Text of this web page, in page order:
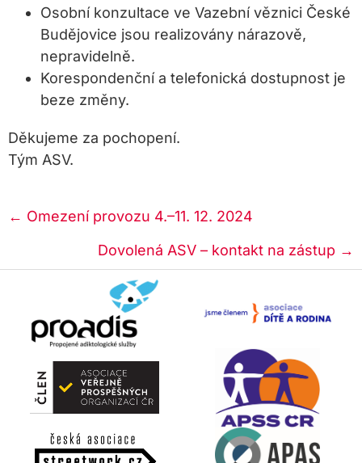
Osobní konzultace ve Vazební věznici České
Budějovice jsou realizovány nárazově,
nepravidelně.
Korespondenční a telefonická dostupnost je
beze změny.
Děkujeme za pochopení.
Tým ASV.
Posts
navigation
← Omezení provozu 4.–11. 12. 2024
Dovolená ASV – kontakt na zástup →